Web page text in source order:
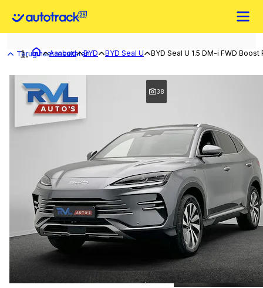
Terug naar resultaten
Aanbod BYD BYD Seal U BYD Seal U 1.5 DM-i FWD
38